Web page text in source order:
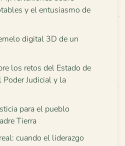
y el entusiasmo de
digital 3D de un
los retos del Estado de
Judicial y la
para el pueblo
Tierra
cuando el liderazgo